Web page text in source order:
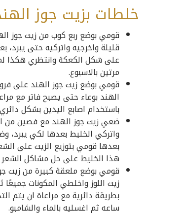
خلطات بزيت جوز
قومي بوضع ربع كوب من زيت جوز
قليلة واخرجيه واتركيه حتى
على شكل الكعكة وانتظري هكذا
مرتين بالاسبوع.
قومي بوضع زيت جوز الهند على
الهند بوعاء حتى يصبح فاتر مع
باستخدام اصابع اليدين بشكل
ضعي زيت جوز الهند مع فصين من
واتركي الخليط بعدها لكي يبرد،
بعدها قومي بتوزيع الزيت على
هذا الخليط على حل مشاكل
قومي بوضع ملعقة كبيرة من زيت
زيت اللوز واخلطي المكونات
بطريقة دائرية مع مراعاة ان يتم
ساعه ثم اغسليه بالماء والشامبو.